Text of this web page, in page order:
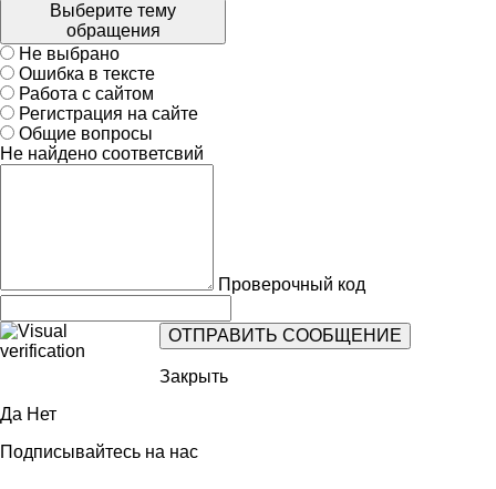
Выберите тему
обращения
Не выбрано
Ошибка в тексте
Работа с сайтом
Регистрация на сайте
Общие вопросы
Не найдено соответсвий
Проверочный код
Закрыть
Да Нет
Подписывайтесь на нас